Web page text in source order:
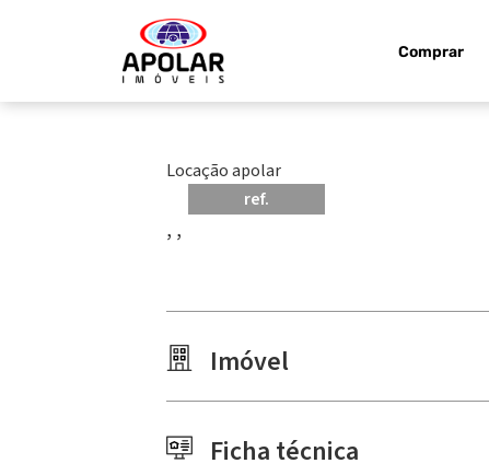
Comprar
Locação apolar
ref.
, ,
Imóvel
Ficha técnica